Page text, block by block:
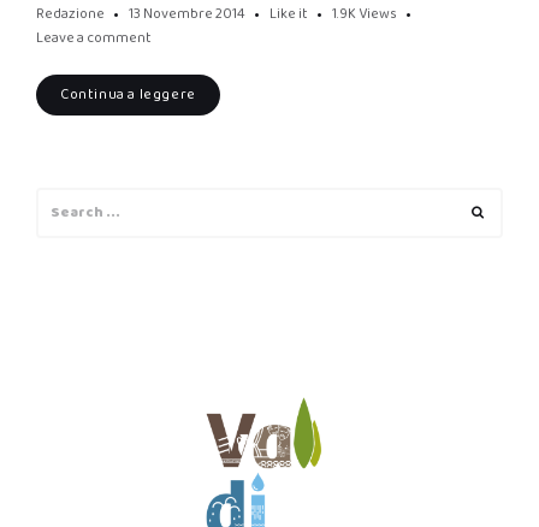
Redazione 13 Novembre 2014 Like it 1.9K Views
Leave a comment
Continua a leggere